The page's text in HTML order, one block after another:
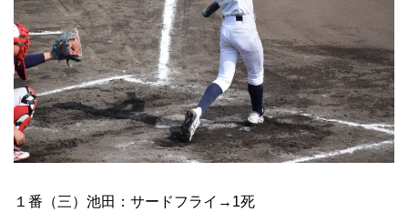
１番（三）池田：サードフライ→1死